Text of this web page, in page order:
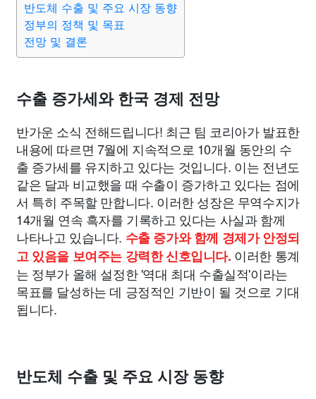
요리 상품리뷰 원예 금융 게임
대출 자동차 취미 여행 맛집
종교 사회 정치 건강 의료 의학
부동산 외국어 교육 교통 생활 기타
반도체 수출 및 주요 시장 동향
정부의 정책 및 목표
전망 및 결론
수출 증가세와 한국 경제 전망
반가운 소식 전해드립니다! 최근 팀 코리아가 발표한
내용에 따르면 7월에 지속적으로 10개월 동안의 수
출 증가세를 유지하고 있다는 것입니다. 이는 전년도
같은 달과 비교했을 때 수출이 증가하고 있다는 점에
서 특히 주목할 만합니다. 이러한 성장은 무역수지가
14개월 연속 흑자를 기록하고 있다는 사실과 함께
나타나고 있습니다. 수출 증가와 함께 경제가 안정되
고 있음을 보여주는 강력한 신호입니다. 이러한 통계
는 정부가 올해 설정한 '역대 최대 수출실적'이라는
목표를 달성하는 데 긍정적인 기반이 될 것으로 기대
됩니다.
반도체 수출 및 주요 시장 동향